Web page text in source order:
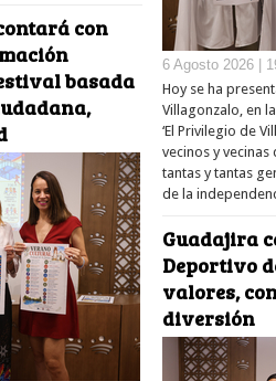
con
basada
6 Agosto 2026 |
Hoy se ha
Villagonzalo, en
‘El Privilegio de
vecinos y
tantas y tantas
de la
Guadajira
Deportivo
valores,
diversión